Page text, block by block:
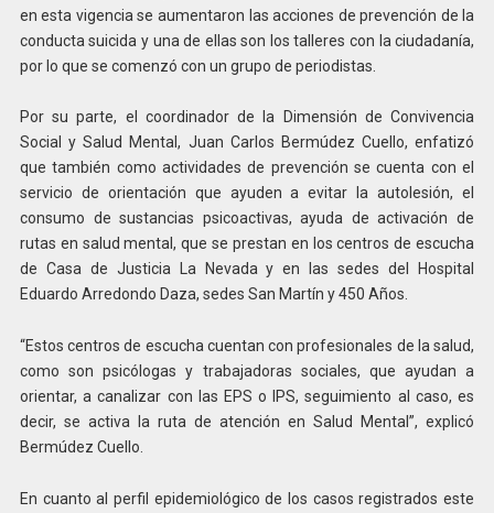
en esta vigencia se aumentaron las acciones de prevención de la
conducta suicida y una de ellas son los talleres con la ciudadanía,
por lo que se comenzó con un grupo de periodistas.
Por su parte, el coordinador de la Dimensión de Convivencia
Social y Salud Mental, Juan Carlos Bermúdez Cuello, enfatizó
que también como actividades de prevención se cuenta con el
servicio de orientación que ayuden a evitar la autolesión, el
consumo de sustancias psicoactivas, ayuda de activación de
rutas en salud mental, que se prestan en los centros de escucha
de Casa de Justicia La Nevada y en las sedes del Hospital
Eduardo Arredondo Daza, sedes San Martín y 450 Años.
“Estos centros de escucha cuentan con profesionales de la salud,
como son psicólogas y trabajadoras sociales, que ayudan a
orientar, a canalizar con las EPS o IPS, seguimiento al caso, es
decir, se activa la ruta de atención en Salud Mental”, explicó
Bermúdez Cuello.
En cuanto al perfil epidemiológico de los casos registrados este